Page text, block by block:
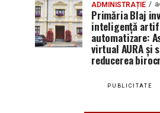
ADMINISTRAȚIE
Primăria Blaj
inteligență
automatizare:
virtual AURA și
reducerea
PUBLICITATE